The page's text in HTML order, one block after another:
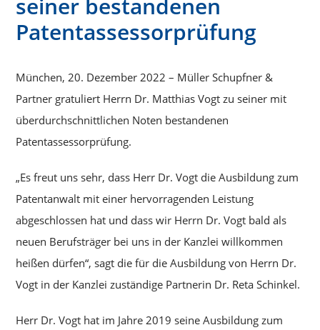
seiner bestandenen
Patentassessorprüfung
München, 20. Dezember 2022 – Müller Schupfner &
Partner gratuliert Herrn Dr. Matthias Vogt zu seiner mit
überdurchschnittlichen Noten bestandenen
Patentassessorprüfung.
„Es freut uns sehr, dass Herr Dr. Vogt die Ausbildung zum
Patentanwalt mit einer hervorragenden Leistung
abgeschlossen hat und dass wir Herrn Dr. Vogt bald als
neuen Berufsträger bei uns in der Kanzlei willkommen
heißen dürfen“, sagt die für die Ausbildung von Herrn Dr.
Vogt in der Kanzlei zuständige Partnerin Dr. Reta Schinkel.
Herr Dr. Vogt hat im Jahre 2019 seine Ausbildung zum